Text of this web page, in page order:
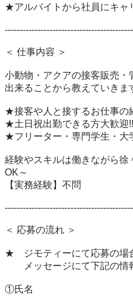
★アルバイトから社員にキャ
＜ 仕事内容 ＞
小動物・アクアの接客販売・
出来ることから教えていきま
★接客や人と接するお仕事の
★土日祝出勤できる方大歓迎
★フリーター・専門学生・大
経験やスキルは働きながら
OK～
【実務経験】不問
＜ 応募の流れ ＞
★　ジモティーにて応募の場
メッセージにて下記の情
①氏名